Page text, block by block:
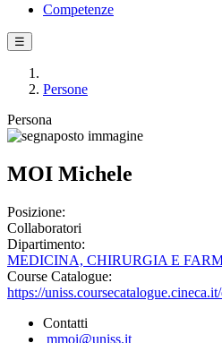
Competenze
☰
Persone
Persona
MOI Michele
Posizione:
Collaboratori
Dipartimento:
MEDICINA, CHIRURGIA E
Course Catalogue:
https://
Contatti
mmoi@uniss.it